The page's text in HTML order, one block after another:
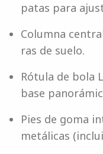
patas para
Columna
ras de suelo.
Rótula de bola
base
Pies de goma
metálicas